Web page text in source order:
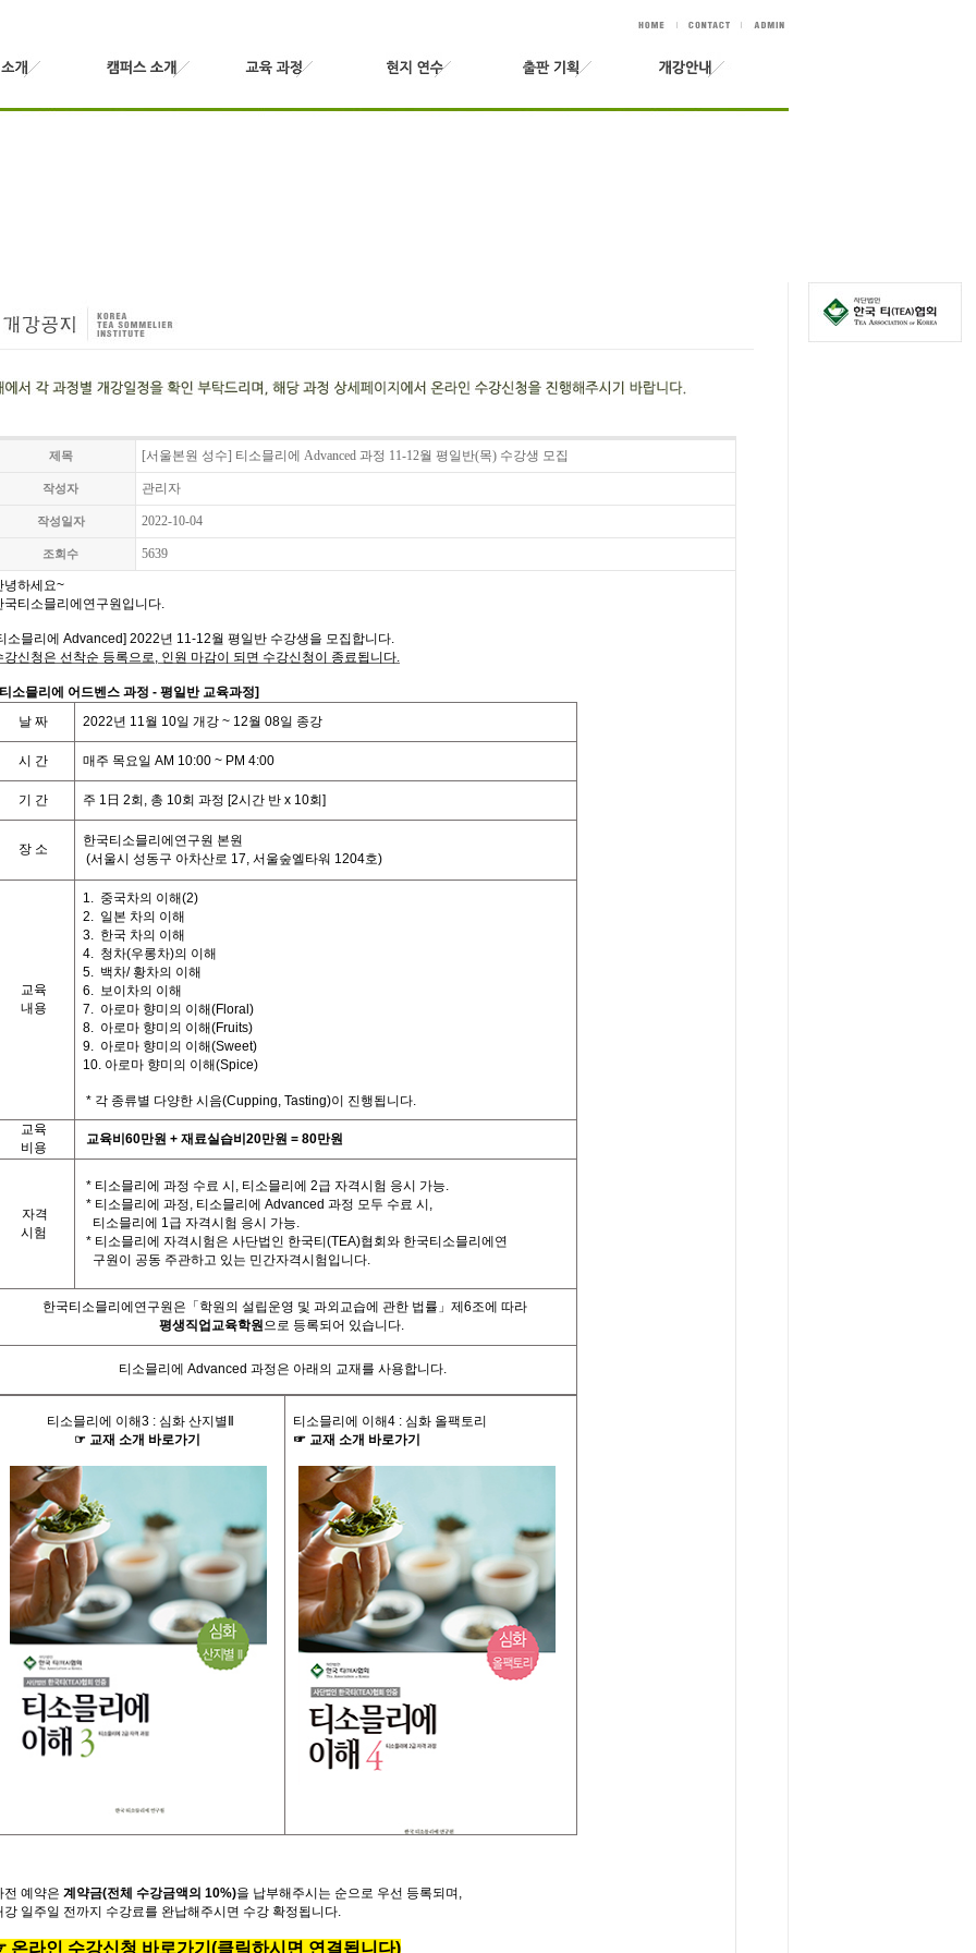
제목 [서울본원 성수] 티소믈리에 Advanced 과정 11-12월 평일반(목) 수강생 모집
작성자 관리자
작성일자 2022-10-04
조회수 5639
녕하세요~
국티소믈리에연구원입니다.
소믈리에 Advanced] 2022년 11-12월 평일반 수강생을 모집합니다.
강신청은 선착순 등록으로, 인원 마감이 되면 수강신청이 종료됩니다.
티소믈리에 어드벤스 과정 - 평일반 교육과정]
날 짜 2022년 11월 10일 개강~ 12월 08일 종강
시 간 매주 목요일 AM 10:00 ~ PM 4:00
기 간 주 1 日 2회 , 총 10회 과정 [2시간 반x 10회 ]
장 소
한국티소믈리에연구원 본원
(서울시 성동구 아차산로 17, 서울숲엘타워 1204호)
교육
내용
1. 중국차의 이해(2)
2. 일본 차의 이해
3. 한국 차의 이해
4. 청차(우롱차)의 이해
5. 백차/ 황차의 이해
6. 보이차의 이해
7. 아로마 향미의 이해(Floral)
8. 아로마 향미의 이해(Fruits)
9. 아로마 향미의 이해(Sweet)
10. 아로마 향미의 이해(Spice)
* 각 종류별 다양한 시음(Cupping, Tasting)이 진행됩니다.
교육
비용
교육비 60만원 + 재료실습비 20만원 = 80만원
자격
시험
* 티소믈리에 과정 수료 시 , 티소믈리에 2급 자격시험 응시 가능.
* 티소믈리에 과정, 티소믈리에 Advanced 과정 모두 수료 시 ,
티소믈리에 1급 자격시험 응시 가능.
* 티소믈리에 자격시험은 사단법인 한국티 (TEA)협회와 한국티소믈리에연
구원이 공동 주관하고 있는 민간자격시험입니다.
한국티소믈리에연구원은「학원의 설립운영 및 과외교습에 관한 법률」제 6조에 따라
평생직업교육학원으로 등록되어 있습니다.
티소믈리에 Advanced 과정은 아래의 교재를 사용합니다.
티소믈리에 이해3 : 심화 산지별
☞ 교재 소개 바로가기
티소믈리에 이해4 : 심화 올팩토리
☞ 교재 소개 바로가기
전 예약은 계약금(전체 수강금액의 10%)을 납부해주시는 순으로 우선 등록되며 ,
강 일주일 전까지 수강료를 완납해주시면 수강 확정됩니다.
온라인 수강신청 바로가기 (클릭하시면 연결됩니다)